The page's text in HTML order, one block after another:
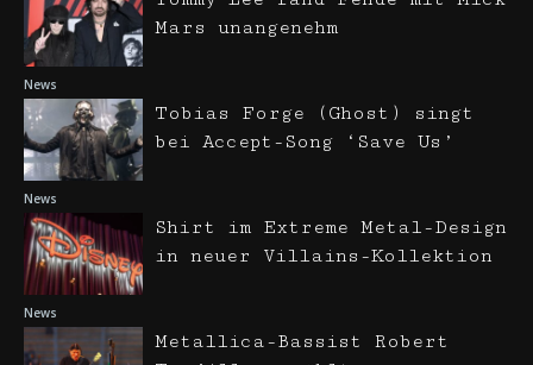
News
Mars unangenehm
News
Tobias Forge (Ghost) singt
bei Accept-Song ‘Save Us’
News
Shirt im Extreme Metal-Design
in neuer Villains-Kollektion
Metallica-Bassist Robert